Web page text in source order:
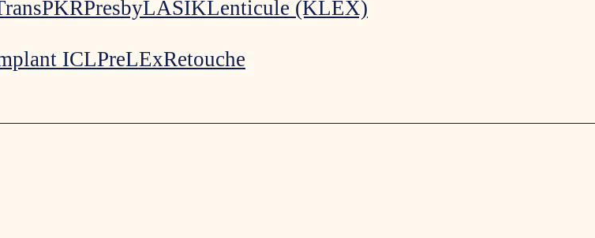
PresbyLASIKLenticule (KLEX)
ICLPreLExRetouche